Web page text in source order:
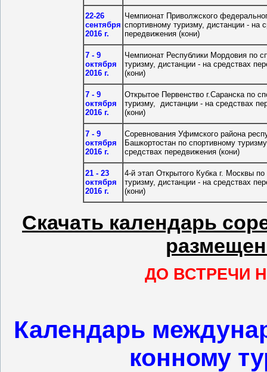
22-26
сентября
2016 г.
Чемпионат Приволжского
спортивному туризму, дистанции - на
передвижения (кони)
7 - 9
октября
2016 г.
Чемпионат Республики Мордовия по
туризму, дистанции - на средствах
(кони)
7 - 9
октября
2016 г.
Открытое Первенство г.Саранска по
туризму, дистанции - на средствах
(кони)
7 - 9
октября
2016 г.
Соревнования Уфимского района
Башкортостан по спортивному
средствах передвижения (кони)
21 - 23
октября
2016 г.
4-й этап Открытого Кубка г. Москвы
туризму, дистанции - на средствах
(кони)
Скачать календарь
ДО ВСТРЕЧИ
Календарь
конному